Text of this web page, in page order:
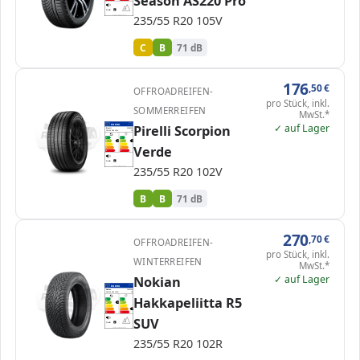
71 dB
235/55 R20 105V
C B 71 dB
ENERG 595106
Pirelli
2539300
235/55 R20 102V
C1
A
B B
C
D
E
A
B B
C
D
E
71 dB
OFFROADREIFEN-
SOMMERREIFEN
Pirelli Scorpion
Verde
235/55 R20 102V
B B 71 dB
176,50€
pro Stück, inkl.
MwSt.*
✓ auf Lager
ENERG 511730
Nokian
T432249
235/55 R20 102R
C1
A
B B
C
D
E
A
B
C
D
D
E
71 dB
OFFROADREIFEN-
WINTERREIFEN
Nokian
Hakkapeliitta R5
SUV
235/55 R20 102R
270,70€
pro Stück, inkl.
MwSt.*
✓ auf Lager